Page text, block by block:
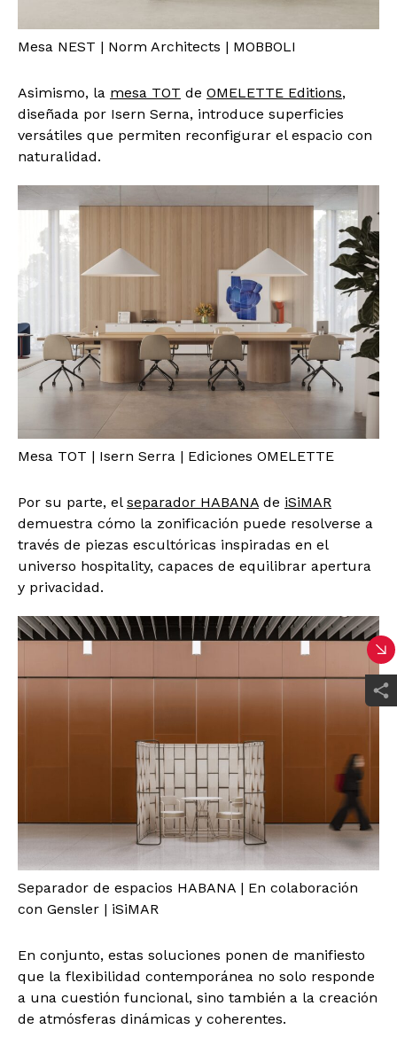
Mesa NEST | Norm Architects | MOBBOLI
Asimismo, la mesa TOT de OMELETTE Editions,
diseñada por Isern Serna, introduce superficies
versátiles que permiten reconfigurar el espacio con
naturalidad.
Mesa TOT | Isern Serra | Ediciones OMELETTE
Por su parte, el separador HABANA de iSiMAR
demuestra cómo la zonificación puede resolverse a
través de piezas escultóricas inspiradas en el
universo hospitality, capaces de equilibrar apertura
y privacidad.
Separador de espacios HABANA | En colaboración
con Gensler | iSiMAR
En conjunto, estas soluciones ponen de manifiesto
que la flexibilidad contemporánea no solo responde
a una cuestión funcional, sino también a la creación
de atmósferas dinámicas y coherentes.